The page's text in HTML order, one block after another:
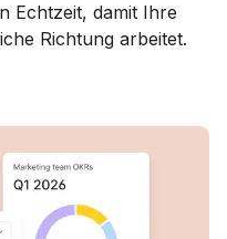
Echtzeit, damit Ihre
Richtung arbeitet.